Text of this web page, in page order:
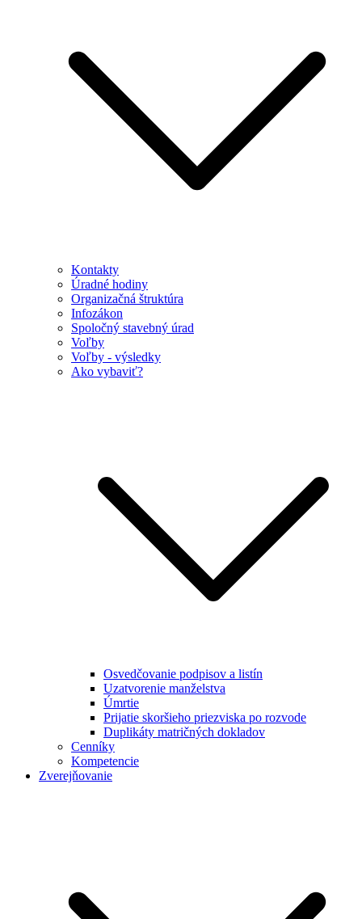
Kontakty
Úradné hodiny
Organizačná štruktúra
Infozákon
Spoločný stavebný úrad
Voľby
Voľby - výsledky
Ako vybaviť?
Osvedčovanie podpisov a listín
Uzatvorenie manželstva
Úmrtie
Prijatie skoršieho priezviska po rozvode
Duplikáty matričných dokladov
Cenníky
Kompetencie
Zverejňovanie